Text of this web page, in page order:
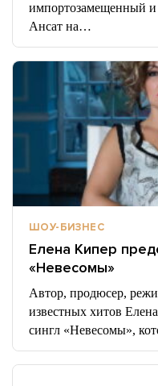
импортозамещенный и
Ансат на…
ШОУ-БИЗНЕС
Елена Кипер
«Невесомы»
Автор, продюсер,
известных хитов
сингл «Невесомы»,